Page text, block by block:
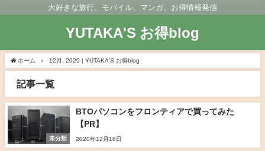
大好きな旅行、モバイル、マンガ、お得情報発信
YUTAKA'S お得blog
ホーム 12月, 2020 | YUTAKA'S お得blog
記事一覧
未分類
BTOパソコンをフロンティアで買ってみた
【PR】
2020年12月18日